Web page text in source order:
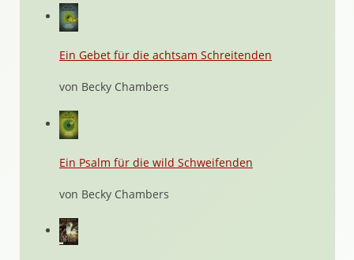
Ein Gebet für die achtsam Schreitenden
von Becky Chambers
Ein Psalm für die wild Schweifenden
von Becky Chambers